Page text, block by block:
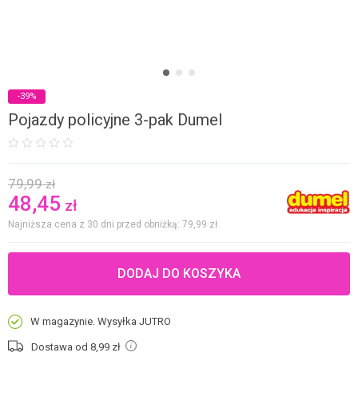
Pojazdy policyjne 3-pak Dumel
79,99zł
48,45 zł
Najniższa cena z 30 dni przed obniżką: 79,99 zł
DODAJ DO KOSZYKA
W magazynie. Wysyłka JUTRO
Dostawa od 8,99 zł
-39%